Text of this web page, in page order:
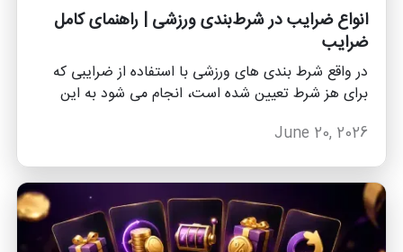
انواع ضرایب در شرط‌بندی ورزشی | راهنمای کامل
ضرایب
در واقع شرط بندی های ورزشی با استفاده از ضرایبی که
برای هز شرط تعیین شده است، انجام می شود به این
دارید که آن شرط نسبت به بازی و احتمالات یک ضریبی را
ما به عنوان تیم وطن پلتفرم قصد داریم در این مقاله به
بررسی ضرایب بپردازیم با ما همراه باشید.
June 20, 2026